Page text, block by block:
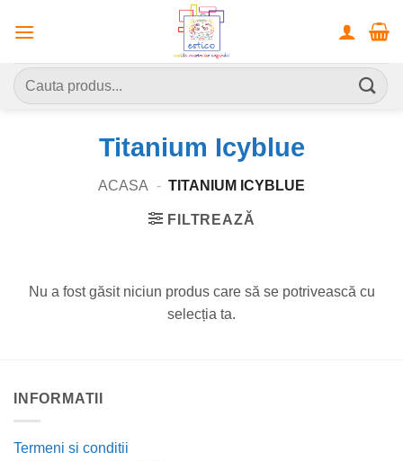
Caută
după:
Titanium Icyblue
ACASA - TITANIUM ICYBLUE
FILTREAZĂ
Nu a fost găsit niciun produs care să se potrivească cu
selecția ta.
INFORMATII
Termeni si conditii